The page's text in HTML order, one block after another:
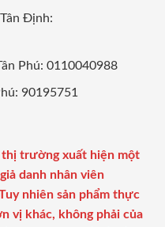
Định:
Phú: 0110040988
90195751
thị trường xuất hiện một
danh nhân viên
nhiên sản phẩm thực
vị khác, không phải của